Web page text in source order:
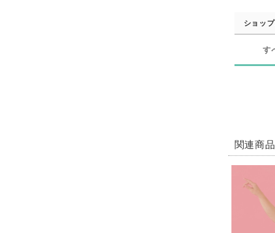
ショッ
す
関連商品